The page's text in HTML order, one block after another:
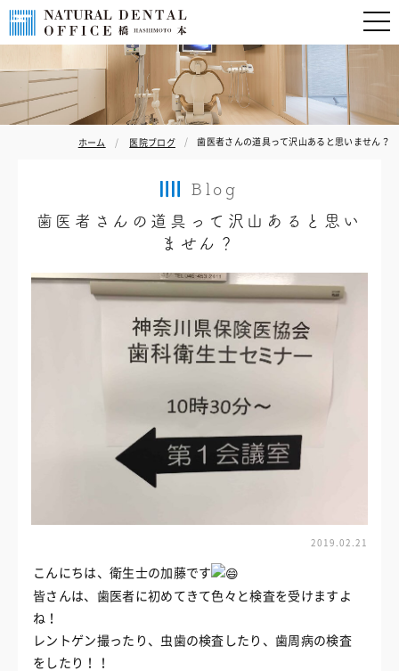
ホーム 医院ブログ 歯医者さんの道具って沢山あると思いません？
Blog
歯医者さんの道具って沢山あると思い
ません？
2019.02.21
こんにちは、衛生士の加藤です
皆さんは、歯医者に初めてきて色々と検査を受けますよ
ね！
レントゲン撮ったり、虫歯の検査したり、歯周病の検査
をしたり！！